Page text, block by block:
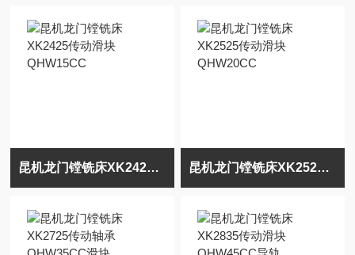
昆机龙门镗铣床XK2425传动滑块QHW15CC 昆机龙门镗铣床XK2525传动滑块QHW20CC